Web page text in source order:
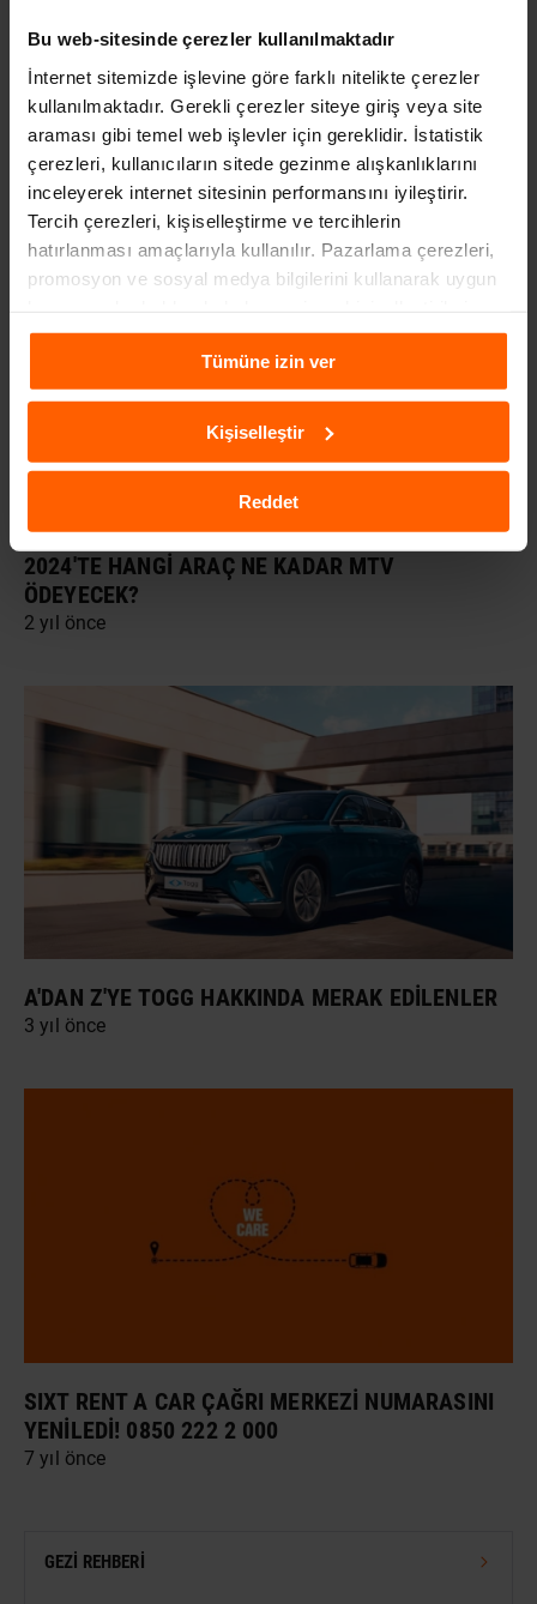
Bu web-sitesinde çerezler kullanılmaktadır
İnternet sitemizde işlevine göre farklı nitelikte çerezler
kullanılmaktadır. Gerekli çerezler siteye giriş veya site
araması gibi temel web işlevler için gereklidir. İstatistik
çerezleri, kullanıcıların sitede gezinme alışkanlıklarını
inceleyerek internet sitesinin performansını iyileştirir.
Tercih çerezleri, kişiselleştirme ve tercihlerin
hatırlanması amaçlarıyla kullanılır. Pazarlama çerezleri,
promosyon ve sosyal medya bilgilerini kullanarak uygun
içeriklerin sunulmasına yardımcı olur. Daha fazla
Çerezlere İlişkin Aydınlatma Metni
ulaşabilirsiniz.
Tümüne izin ver
Kişiselleştir
Reddet
2023 EHLIYET ÜCRETLERI NE KADAR?
3 yıl önce
2024'TE HANGI ARAÇ NE KADAR MTV
ÖDEYECEK?
2 yıl önce
A'DAN Z'YE TOGG HAKKINDA MERAK EDILENLER
3 yıl önce
SIXT RENT A CAR ÇAĞRI MERKEZI NUMARASINI
YENILEDI! 0850 222 2 000
7 yıl önce
GEZI REHBERI